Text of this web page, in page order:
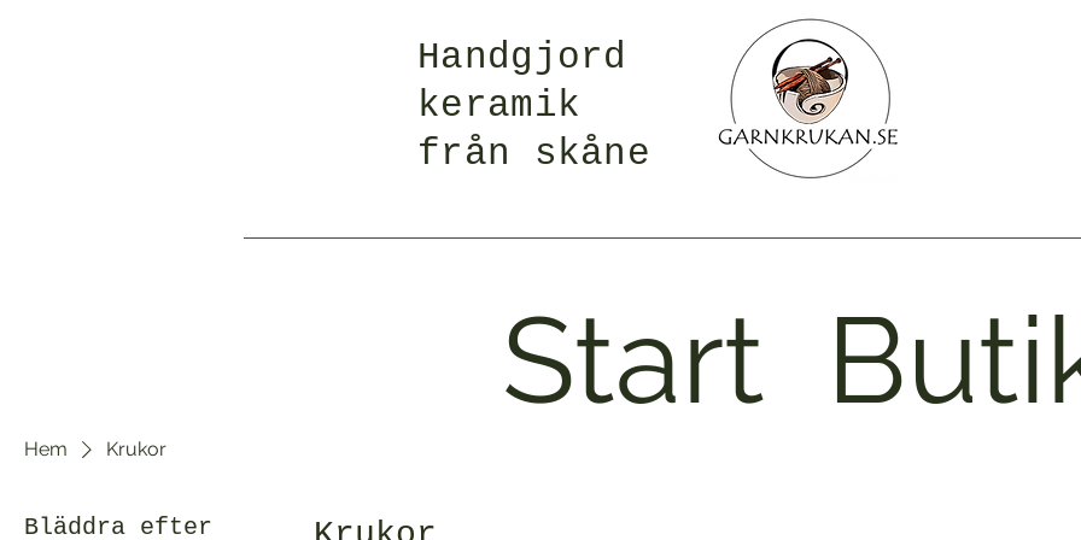
Handgjord
keramik
från skåne
Start
Hem Krukor
Bläddra efter